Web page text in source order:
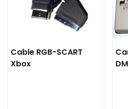
Cable RGB-SCART
Xbox